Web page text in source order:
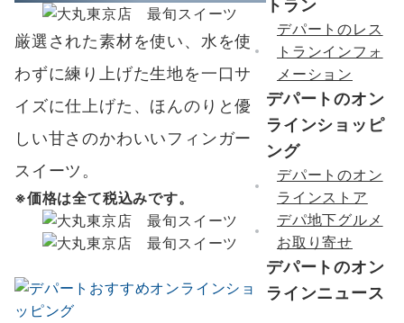
厳選された素材を使い、水を使
わずに練り上げた生地を一口サ
イズに仕上げた、ほんのりと優
しい甘さのかわいいフィンガー
スイーツ。
※価格は全て税込みです。
トラン
デパートのレス
トランインフォ
メーション
デパートのオン
ラインショッピ
ング
デパートのオン
ラインストア
デパ地下グルメ
お取り寄せ
デパートのオン
ラインニュース